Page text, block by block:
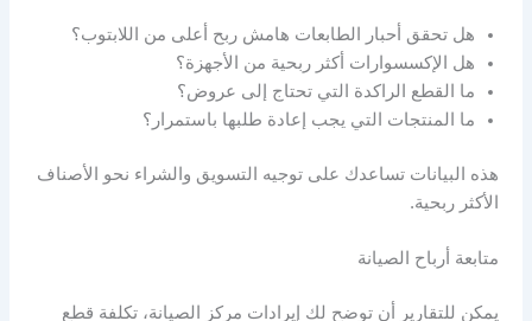
هل تحقق أحبار الطابعات هامش ربح أعلى من اللابتوب؟
هل الإكسسوارات أكثر ربحية من الأجهزة؟
ما القطع الراكدة التي تحتاج إلى عروض؟
ما المنتجات التي يجب إعادة طلبها باستمرار؟
هذه البيانات تساعدك على توجيه التسويق والشراء نحو الأصناف
الأكثر ربحية.
متابعة أرباح الصيانة
يمكن للتقارير أن توضح لك إيرادات مركز الصيانة، تكلفة قطع